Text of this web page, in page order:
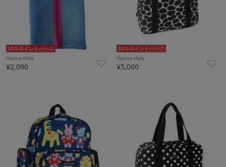
10％ポイントバック
Hanna Hula
¥2,090
10％ポイントバック
Hanna Hula
¥5,060